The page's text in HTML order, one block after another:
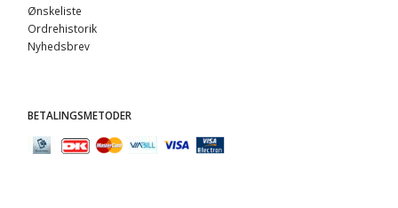
Ønskeliste
Ordrehistorik
Nyhedsbrev
BETALINGSMETODER